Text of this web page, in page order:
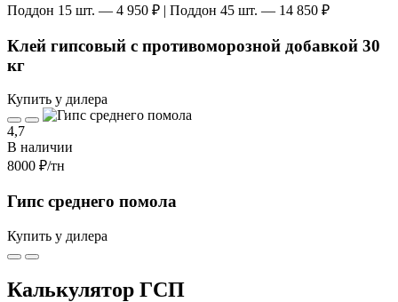
Поддон 15 шт. — 4 950 ₽ | Поддон 45 шт. — 14 850 ₽
Клей гипсовый с противоморозной добавкой 30
кг
Купить у дилера
4,7
В наличии
8000 ₽/тн
Гипс среднего помола
Купить у дилера
Калькулятор ГСП